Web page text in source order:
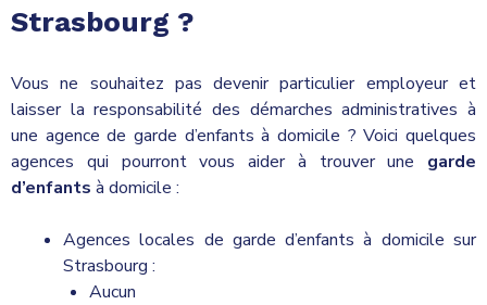
Strasbourg ?
Vous ne souhaitez pas devenir particulier employeur et
laisser la responsabilité des démarches administratives à
une agence de garde d’enfants à domicile ? Voici quelques
agences qui pourront vous aider à trouver une garde
d’enfants à domicile :
Agences locales de garde d’enfants à domicile sur
Strasbourg :
Aucun